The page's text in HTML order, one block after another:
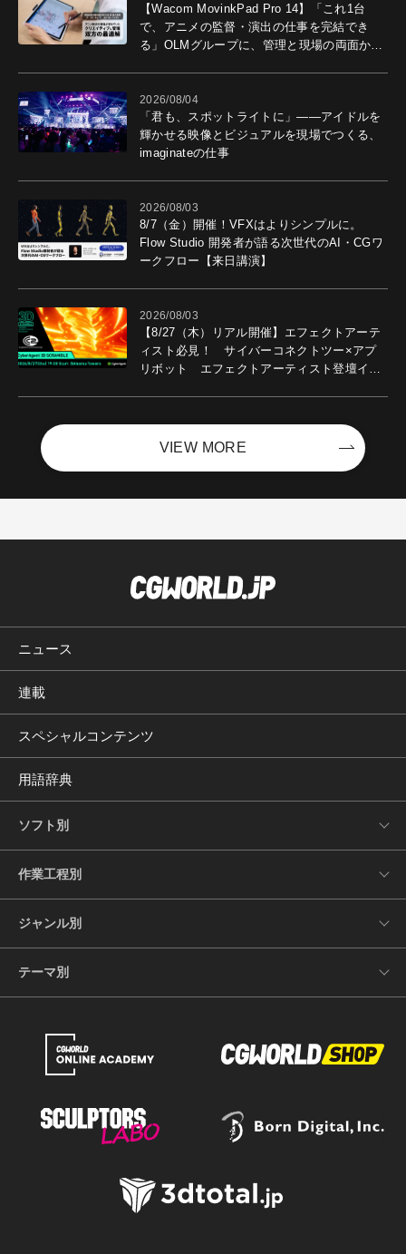
【Wacom MovinkPad Pro 14】「これ1台
で、アニメの監督・演出の仕事を完結でき
る」OLMグループに、管理と現場の両面から
2026/08/04
「君も、スポットライトに」――アイドルを
輝かせる映像とビジュアルを現場でつくる、
imaginateの仕事
2026/08/03
8/7（金）開催！VFXはよりシンプルに。
Flow Studio 開発者が語る次世代のAI・CGワ
ークフロー【来日講演】
2026/08/03
【8/27（木）リアル開催】エフェクトアーテ
ィスト必見！ サイバーコネクトツー×アプ
リボット エフェクトアーティスト登壇イベ
VIEW MORE
ニュース
連載
スペシャルコンテンツ
用語辞典
ソフト別
作業工程別
ジャンル別
テーマ別